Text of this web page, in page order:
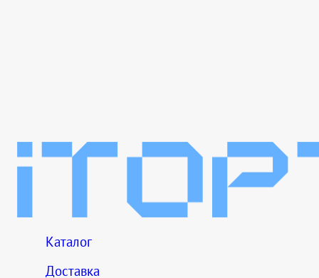
Каталог
Доставка